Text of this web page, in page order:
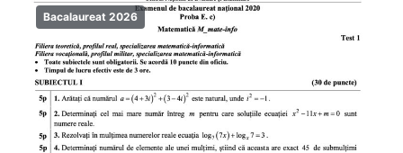
Bacalaureat 2026